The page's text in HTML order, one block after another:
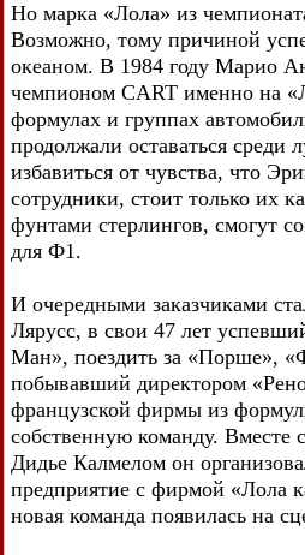
Но марка «Лола» из
Возможно, тому причиной
океаном. В 1984 году Марио
чемпионом CART именно на
формулах и группах
продолжали оставаться
избавиться от чувства, что
сотрудники, стоит только их
фунтами стерлингов, смогут
для Ф1.
И очередными заказчиками
Лярусс, в свои 47 лет
Ман», поездить за «Порше»,
побывавший директором
французской фирмы из
собственную команду. Вместе
Дидье Калмелом он
предприятие с фирмой «Лола
новая команда появилась на